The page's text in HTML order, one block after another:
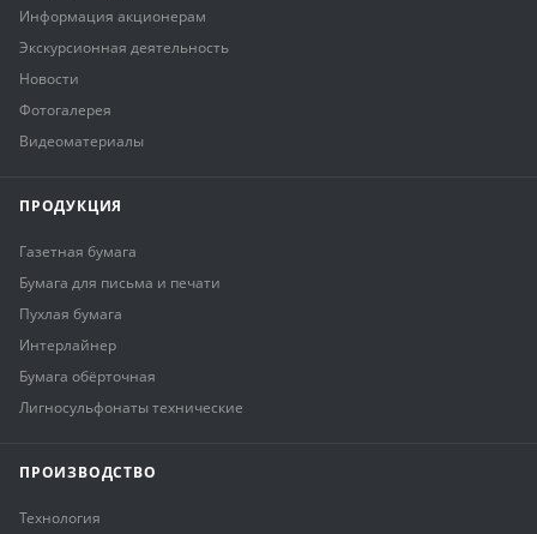
Информация акционерам
Экскурсионная деятельность
Новости
Фотогалерея
Видеоматериалы
ПРОДУКЦИЯ
Газетная бумага
Бумага для письма и печати
Пухлая бумага
Интерлайнер
Бумага обёрточная
Лигносульфонаты технические
ПРОИЗВОДСТВО
Технология